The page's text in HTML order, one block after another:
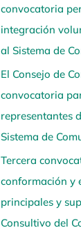
convocatoria
integración
al Sistema de
El Consejo de
convocatoria
representantes
Sistema de
Tercera
conformación y
principales y
Consultivo del
e
g
a
a
q
u
í